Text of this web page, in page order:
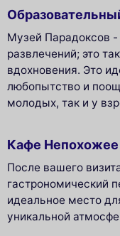
Музей Парадоксов -
развлечений; это
вдохновения. Это
любопытство и
молодых, так и у
Кафе Непохожее
После вашего
гастрономический
идеальное место
уникальной